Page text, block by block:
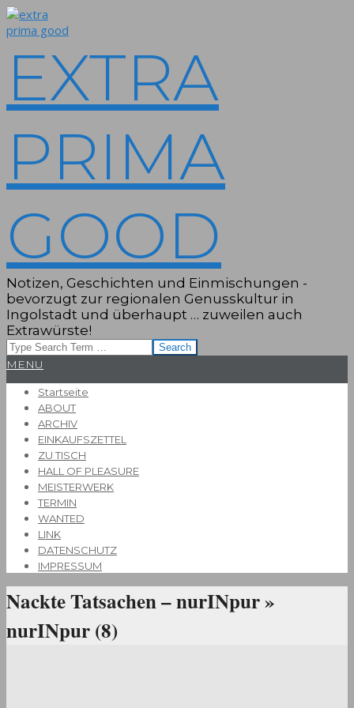
Skip
to
EXTRA
PRIMA
GOOD
Notizen, Geschichten und Einmischungen -
bevorzugt zur regionalen Genusskultur in
Ingolstadt und überhaupt … zuweilen auch
Extrawürste!
Search
Primary
Menu
MENU
Startseite
ABOUT
ARCHIV
EINKAUFSZETTEL
ZU TISCH
HALL OF PLEASURE
MEISTERWERK
TERMIN
WANTED
LINK
DATENSCHUTZ
IMPRESSUM
Nackte Tatsachen – nurINpur »
nurINpur (8)